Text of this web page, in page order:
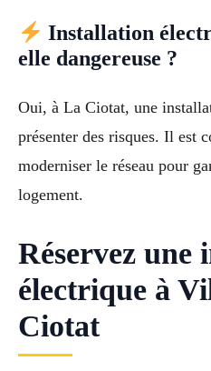
Installation
elle dangereuse ?
Oui, à La Ciotat, une
présenter des risques. Il est
moderniser le réseau pour
logement.
Réservez une
électrique à
Ciotat